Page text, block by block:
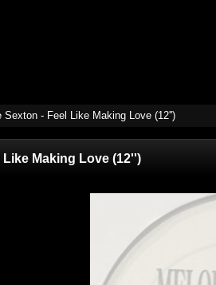
Sexton - Feel Like Making Love (12'')
Like Making Love (12'')